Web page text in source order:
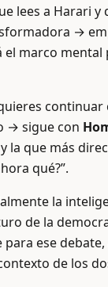
lees a Harari y
→
el marco
→ sigue con
la que más
qué?”.
la
de la
ese
de los